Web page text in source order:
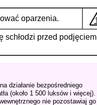
oparzenia.
schłodzi przed podjęciem
działanie bezpośredniego
(około 1 500 luksów i więcej).
nie pozostawiaj go